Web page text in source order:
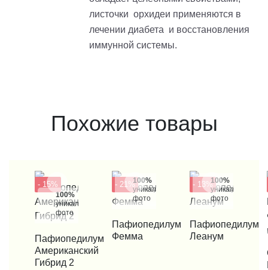
листочки орхидеи применяются в
лечении диабета и восстановления
иммунной системы.
Похожие товары
- 15%
100%
уникальные
фото
КУПИТЬ В 1 КЛИК
Пафиопедилум
Американский
Гибрид 2
- 21%100%
уникальные
фото
КУПИТЬ В 1 КЛИК
Пафиопедилум
Фемма
- 13%100%
уникальные
фото
КУПИТЬ В 1 КЛИК
Пафиопедилум
Леанум